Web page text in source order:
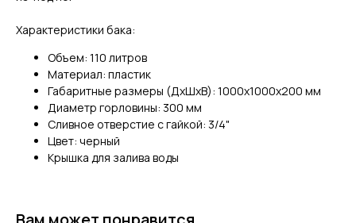
Характеристики бака:
Объем: 110 литров
Материал: пластик
Габаритные размеры (ДхШхВ): 1000х1000х200 мм
Диаметр горловины: 300 мм
Сливное отверстие с гайкой: 3/4"
Цвет: черный
Крышка для залива воды